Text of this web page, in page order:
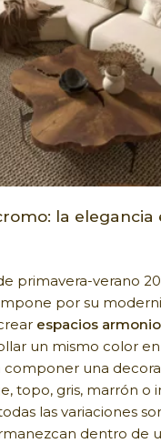
la elegancia
primavera-verano
por su
espacios
un mismo color en
componer una
topo, gris, marrón o
las variaciones
dentro de